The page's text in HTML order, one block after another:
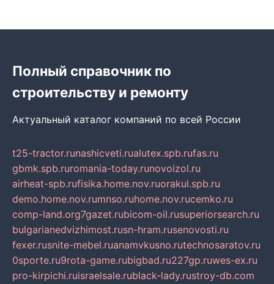
Полный справочник по
строительству и ремонту
Актуальный каталог компаний по всей России
t25-tractor.runashicveti.rualutex.spb.rufas.ru
gbmk.spb.ruromania-today.runovoizol.ru
airheat-spb.rufisika.home.nov.ruorakul.spb.ru
demo.home.nov.rumnso.ruhome.nov.rucemko.ru
comp-land.org7gazet.rubicom-oil.rusuperiorsearch.ru
bulgarianedvizhimost.rusn-hram.rusenovosti.ru
fexer.rusnite-mebel.ruanamvkusno.rutechnosaratov.ru
0sporte.ru9rota-game.rubigbad.ru227gp.ruwes-ex.ru
pro-kirpichi.ruisraelsale.rublack-lady.rustroy-db.com